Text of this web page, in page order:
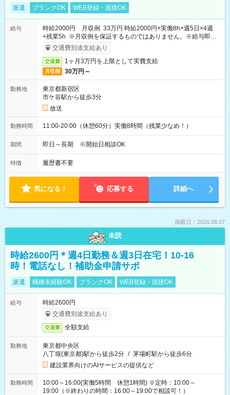
派遣 ブランクOK WEB登録・面接OK
給与
時給2000円 月収例 33万円 時給2000円×実働8h×週5日×4週
+残業5h ※月収例を保証するものではありません。※給与即受
取りサービス利用可（利用条件有）
交通費別途支給あり
交通費 1ヶ月3万円を上限として実費支給
月収例 30万円～
勤務地
東京都新宿区
市ケ谷駅から徒歩3分
放送
勤務時間 11:00-20:00（休憩60分）実働8時間（残業少なめ！）
期間 即日～長期 ※開始日相談OK
特徴 履歴書不要
気になる！ 応募する 詳細へ
掲載日：2026.08.07
未読
時給2600円＊週4日勤務＆週3日在宅！10-16
時！電話なし！補助金申請サポ
派遣 職種未経験OK ブランクOK WEB登録・面接OK
給与
時給2600円
交通費別途支給あり
交通費 全額支給
勤務地
東京都中央区
八丁堀(東京都)駅から徒歩2分 / 茅場町駅から徒歩6分
建設業界向けのAIサービスの提供など
勤務時間
10:00～16:00(実働5時間 休憩1時間) ※定時：10:00～
19:00（※終わりの時間：16:00～19:00で相談可！）